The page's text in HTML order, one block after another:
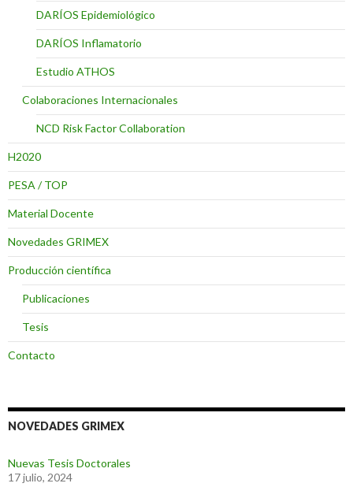
DARÍOS Epidemiológico
DARÍOS Inflamatorio
Estudio ATHOS
Colaboraciones Internacionales
NCD Risk Factor Collaboration
H2020
PESA / TOP
Material Docente
Novedades GRIMEX
Producción científica
Publicaciones
Tesis
Contacto
NOVEDADES GRIMEX
Nuevas Tesis Doctorales
17 julio, 2024